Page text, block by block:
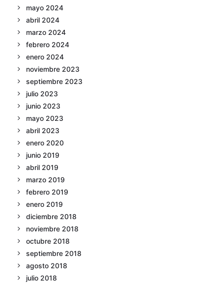
mayo 2024
abril 2024
marzo 2024
febrero 2024
enero 2024
noviembre 2023
septiembre 2023
julio 2023
junio 2023
mayo 2023
abril 2023
enero 2020
junio 2019
abril 2019
marzo 2019
febrero 2019
enero 2019
diciembre 2018
noviembre 2018
octubre 2018
septiembre 2018
agosto 2018
julio 2018